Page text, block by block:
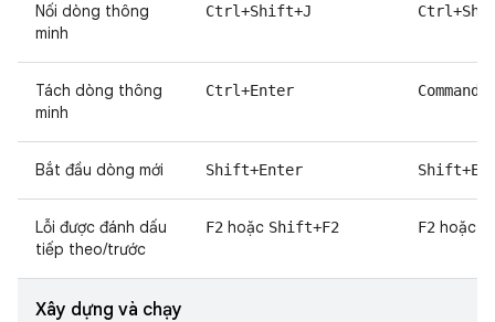
Nối dòng thông
minh
Ctrl+Shift+J
Tách dòng thông
minh
Ctrl+Enter
Bắt đầu dòng mới Shift+Enter
Lỗi được đánh dấu
tiếp theo/trước
F2 hoặc Shift+F2 F2 hoặc
Xây dựng và chạy